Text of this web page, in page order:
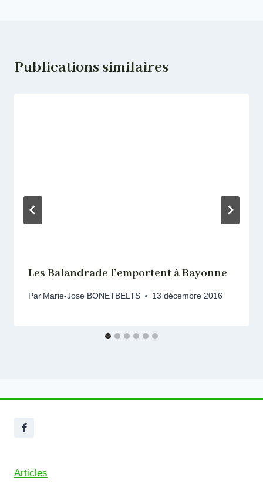
Publications similaires
Les Balandrade l’emportent à Bayonne
Par Marie-Jose BONETBELTS 13 décembre 2016
Articles